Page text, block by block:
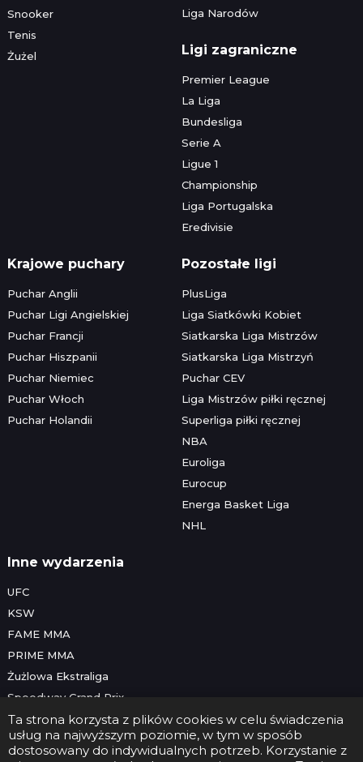
Ta strona korzysta z plików cookies w celu świadczenia
usług na najwyższym poziomie, w tym w sposób
dostosowany do indywidualnych potrzeb. Korzystanie z
Snooker
Tenis
Żużel
Liga Narodów
Ligi zagraniczne
Premier League
La Liga
Bundesliga
Serie A
Ligue 1
Championship
Liga Portugalska
Eredivisie
Krajowe puchary
Puchar Anglii
Puchar Ligi Angielskiej
Puchar Francji
Puchar Hiszpanii
Puchar Niemiec
Puchar Włoch
Puchar Holandii
Pozostałe ligi
PlusLiga
Liga Siatkówki Kobiet
Siatkarska Liga Mistrzów
Siatkarska Liga Mistrzyń
Puchar CEV
Liga Mistrzów piłki ręcznej
Superliga piłki ręcznej
NBA
Euroliga
Eurocup
Energa Basket Liga
NHL
Inne wydarzenia
UFC
KSW
FAME MMA
PRIME MMA
Żużlowa Ekstraliga
Speedway Grand Prix
Skoki narciarskie